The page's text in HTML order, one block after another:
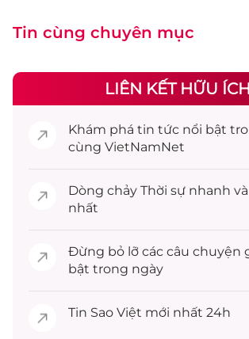
Tin cùng chuyên mục
LIÊN KẾT HỮU ÍCH
Khám phá tin tức nổi bật
cùng VietNamNet
Dòng chảy Thời sự nhanh
nhất
Đừng bỏ lỡ các câu chuyện
bật trong ngày
Tin Sao Việt mới nhất 24h